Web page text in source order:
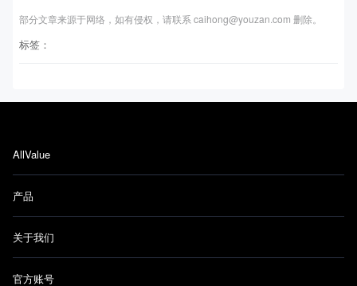
部分文章来源于网络，如有侵权，请联系 caihong@youzan.com 删除。
标签：
AllValue
产品
关于我们
官方账号